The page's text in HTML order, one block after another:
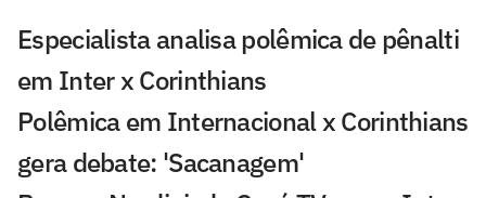
Especialista analisa polêmica de pênalti
em Inter x Corinthians
Polêmica em Internacional x Corinthians
gera debate: 'Sacanagem'